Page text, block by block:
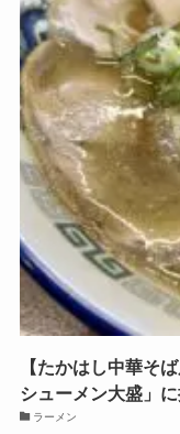
【たかはし中華そ
シューメン大盛」
ラーメン